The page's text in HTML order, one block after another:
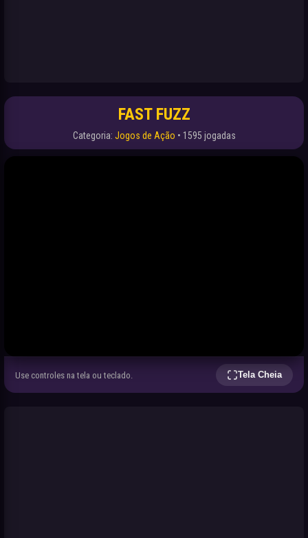
FAST FUZZ
Categoria: Jogos de Ação • 1595 jogadas
Use controles na tela ou teclado. Tela Cheia